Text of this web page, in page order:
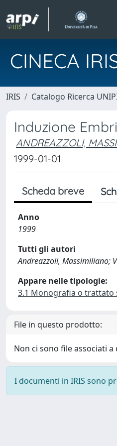
CINECA
IRIS Catalogo Ricerca
Induzione
ANDREAZZOLI,
1999-01-01
Scheda breve
Anno
1999
Tutti gli autori
Andreazzoli, Massimiliano;
Appare nelle tipologie:
3.1 Monografia o trattato
File in questo prodotto:
Non ci sono file associati
I documenti in IRIS sono